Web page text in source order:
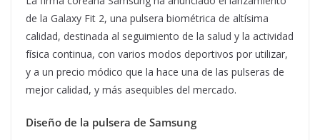
de la Galaxy Fit 2, una pulsera biométrica de altísima
calidad, destinada al seguimiento de la salud y la actividad
física continua, con varios modos deportivos por utilizar,
y a un precio módico que la hace una de las pulseras de
mejor calidad, y más asequibles del mercado.
Diseño de la pulsera de Samsung